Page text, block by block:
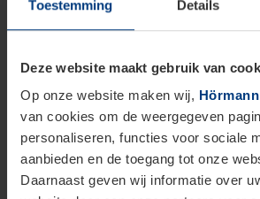
Toestemming Details
Deze website maakt gebruik van
Op onze website maken wij,
van cookies om de weergegeven
personaliseren, functies voor sociale
aanbieden en de toegang tot onze
Daarnaast geven wij informatie over